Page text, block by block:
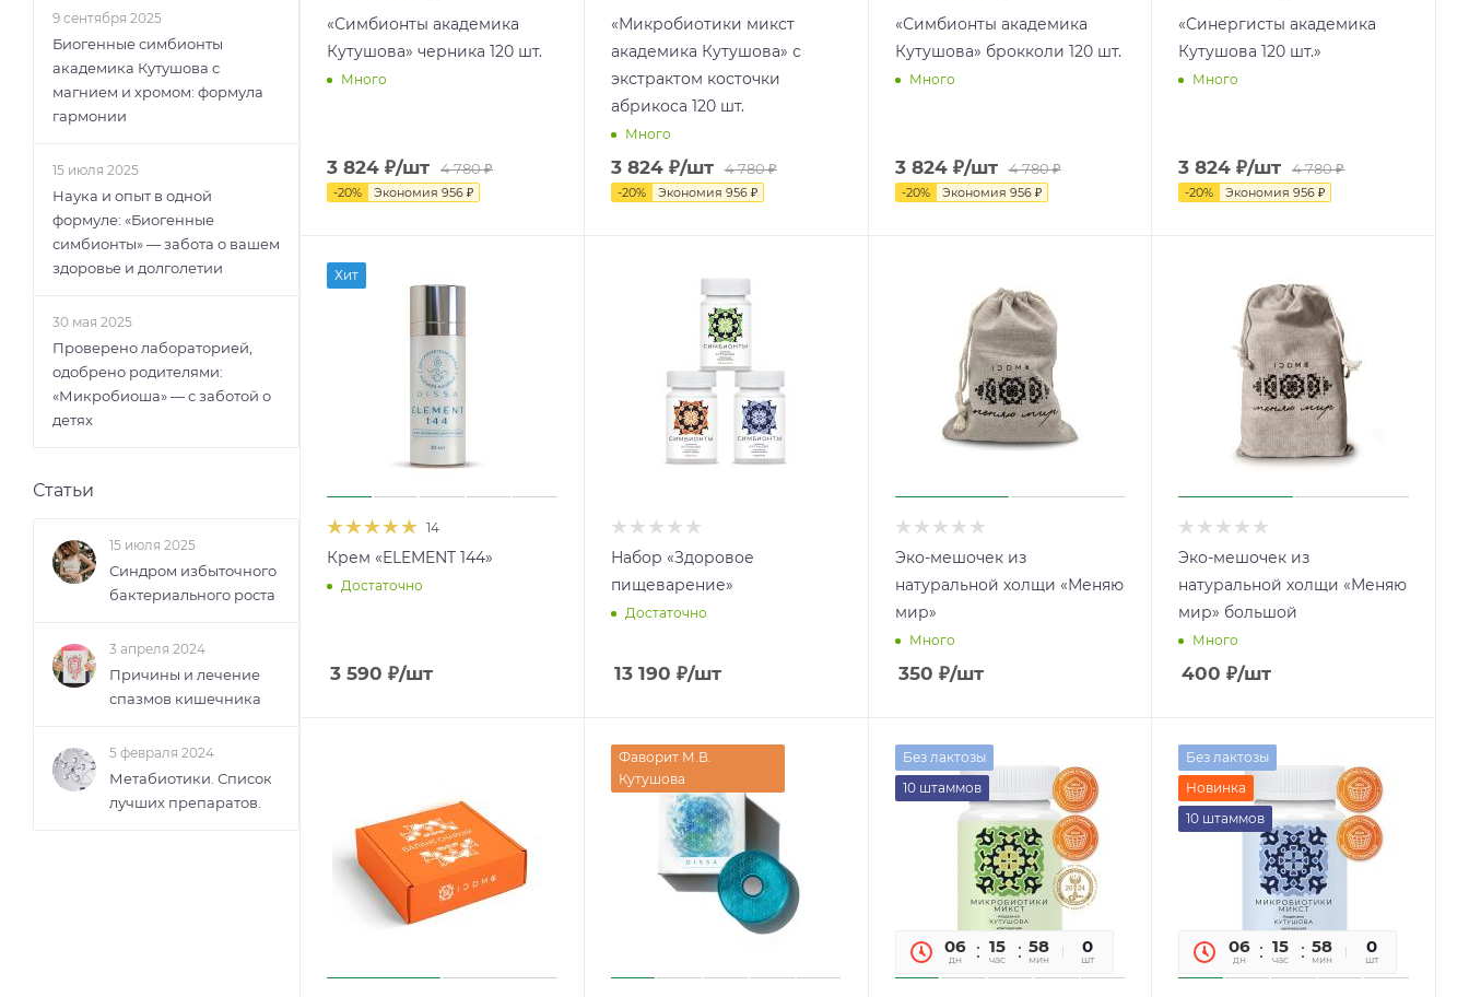
«Симбионты академика
Кутушова» черника 120 шт.
Много
3 824 ₽/шт 4 780₽
-20% Экономия 956 ₽
«Микробиотики микст
академика Кутушова» с
экстрактом косточки
абрикоса 120 шт.
Много
3 824₽/шт 4 780₽
-20% Экономия 956₽
«Симбионты академика
Кутушова» брокколи 120 шт.
Много
3 824₽/шт 4 780₽
-20% Экономия 956₽
«Синергисты академика
Кутушова 120 шт.»
Много
3 824 ₽/шт 4 780₽
-20% Экономия956 ₽
Хит
14
Крем «ELEMENT 144»
Достаточно
3 590 ₽/шт
Набор «Здоровое
пищеварение»
Достаточно
13 190 ₽/шт
Эко-мешочек из
натуральной холщи «Меняю
мир»
Много
350 ₽/шт
Эко-мешочек из
натуральной холщи «Меняю
мир» большой
Много
400 ₽/шт
Фаворит М.В.
Кутушова
Без лактозы
10 штаммов
06
дн
15
час
58
мин
09
сек
0
шт
Без лактозы
Новинка
10 штаммов
06
дн
15
час
58
мин
09
сек
0
шт
9 сентября 2025
Биогенные симбионты
академика Кутушова с
магнием и хромом: формула
гармонии
15 июля 2025
Наука и опыт в одной
формуле: «Биогенные
симбионты» — забота о вашем
здоровье и долголетии
30 мая 2025
Проверено лабораторией,
одобрено родителями:
«Микробиоша» — с заботой о
детях
Статьи
15 июля 2025
Синдром избыточного
бактериального роста
3 апреля 2024
Причины и лечение
спазмов кишечника
5 февраля 2024
Метабиотики. Список
лучших препаратов.